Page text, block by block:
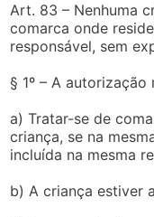
Art. 83 – Nenhuma
comarca onde
responsável, sem
§ 1º – A
a) Tratar-se de
criança, se na
incluída na mesma
b) A criança estiver